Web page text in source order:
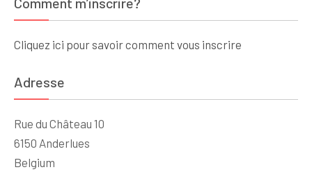
Cliquez ici pour savoir comment vous inscrire
Adresse
Rue du Château 10
6150 Anderlues
Belgium